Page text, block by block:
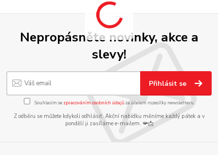
Nepropásněte novinky, akce a
slevy!
Přihlásit se
Souhlasím se zpracováním osobních údajůza účelem rozesílky newsletteru.
Z odběru se můžete kdykoli odhlásit. Akční nabídku měníme každý pátek a v
pondělí ji zasíláme e-mailem. 📯📩